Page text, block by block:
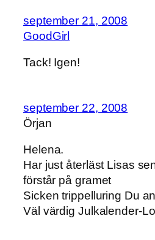
september 21, 2008
GoodGirl
Tack! Igen!
september 22, 2008
Örjan
Helena.
Har just återläst Lisas
förstår på gramet
Sicken trippelluring Du
Väl värdig Julkalender-